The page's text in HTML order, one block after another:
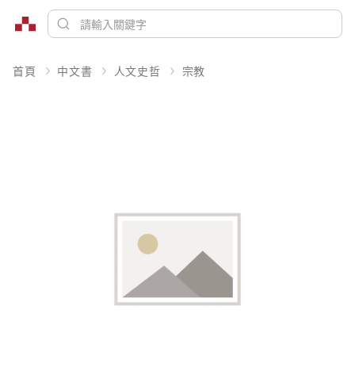
首頁 中文書 人文史哲 宗教